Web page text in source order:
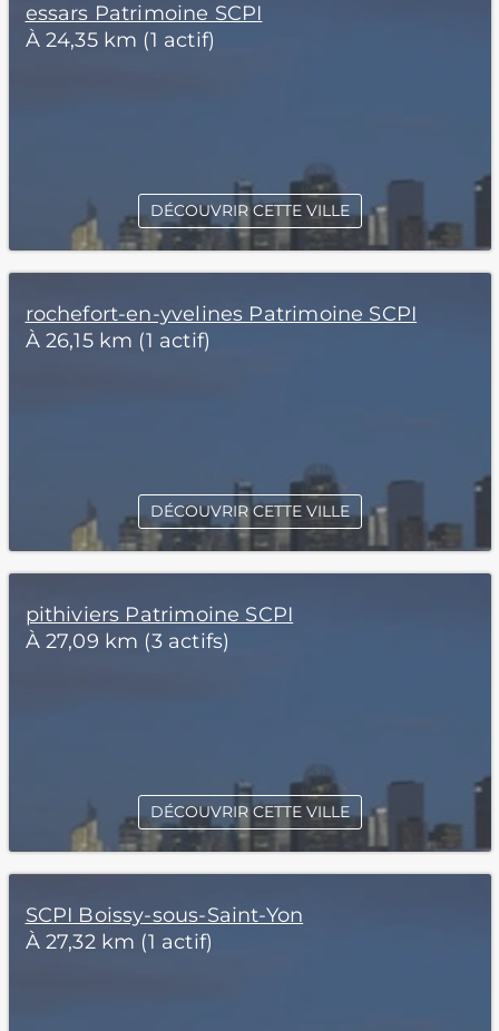
essars Patrimoine SCPI
À 24,35 km (1 actif)
DÉCOUVRIR CETTE VILLE
rochefort-en-yvelines Patrimoine SCPI
À 26,15 km (1 actif)
DÉCOUVRIR CETTE VILLE
pithiviers Patrimoine SCPI
À 27,09 km (3 actifs)
DÉCOUVRIR CETTE VILLE
SCPI Boissy-sous-Saint-Yon
À 27,32 km (1 actif)